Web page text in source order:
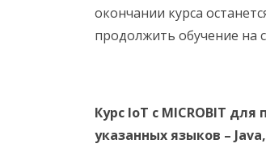
окончании курса
продолжить обучение на
Курс IoT с MICROBIT для
указанных языков – Java,